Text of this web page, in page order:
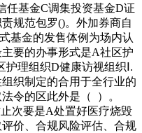
任基金C调集投资基金D证
规范包罗()。外加券商自
基金的发售体例为场内认
要的办事形式是A社区护
理组织D健康访视组织Ⅰ.
织制定的合用于全行业的
令的区此外是（ ）。
次要是A处置好医疗烧毁
价、合规风险评估、合规